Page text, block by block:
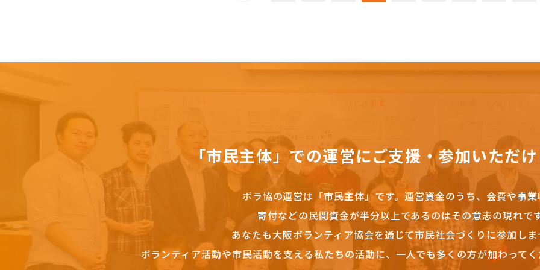
「市民主体」での運営にご支援・参加いただ
ボラ協の運営は「市民主体」です。 運営資金のうち、会費や事
寄付などの民間資金が半分以上であるのはその意志の現れで
あなたも大阪ボランティア協会を通じて市民社会づくりに参加し
ボランティア活動や市民活動を支える私たちの活動に、一人でも多くの方が加わって